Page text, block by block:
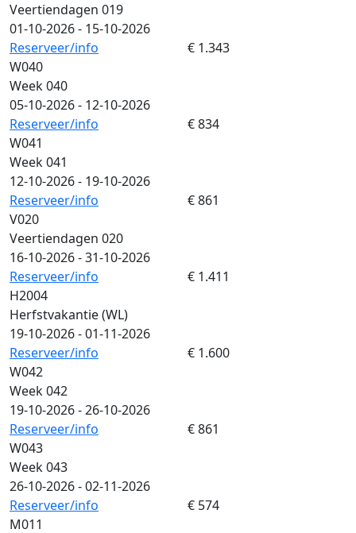
Veertiendagen 019
01-10-2026 - 15-10-2026
Reserveer/info
€ 1.343
W040
Week 040
05-10-2026 - 12-10-2026
Reserveer/info
€ 834
W041
Week 041
12-10-2026 - 19-10-2026
Reserveer/info
€ 861
V020
Veertiendagen 020
16-10-2026 - 31-10-2026
Reserveer/info
€ 1.411
H2004
Herfstvakantie (WL)
19-10-2026 - 01-11-2026
Reserveer/info
€ 1.600
W042
Week 042
19-10-2026 - 26-10-2026
Reserveer/info
€ 861
W043
Week 043
26-10-2026 - 02-11-2026
Reserveer/info
€ 574
M011